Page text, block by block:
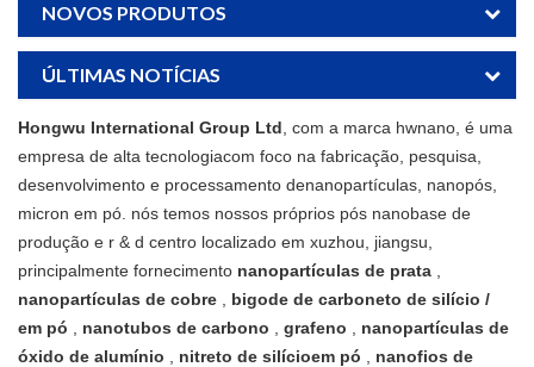
NOVOS PRODUTOS
ÚLTIMAS NOTÍCIAS
Hongwu International Group Ltd , com a marca hwnano, é uma
empresa de alta tecnologiacom foco na fabricação, pesquisa,
desenvolvimento e processamento denanopartículas, nanopós,
micron em pó. nós temos nossos próprios pós nanobase de
produção e r & d centro localizado em xuzhou, jiangsu,
principalmente fornecimento nanopartículas de prata
nanopartículas de cobre
bigode de carboneto de silício /
em pó
nanotubos de carbono grafeno
nanopartículas de
óxido de alumínio
nitreto de silícioem pó
nanofios de